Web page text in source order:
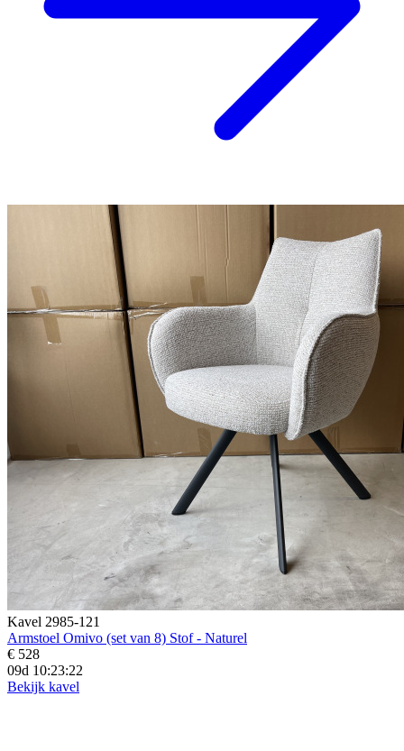
Kavel 2985-121
Armstoel Omivo (set van 8) Stof - Naturel
€ 528
09d 10:23:20
Bekijk kavel